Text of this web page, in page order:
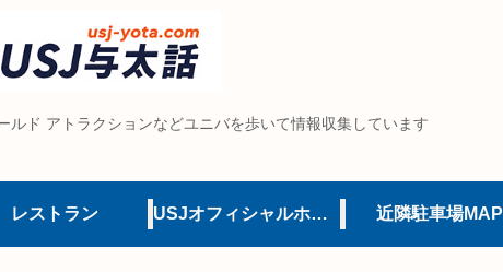
ド アトラクションなどユニバを歩いて情報収集しています
レストラン USJオフィシャルホテル 近隣駐車場MAP